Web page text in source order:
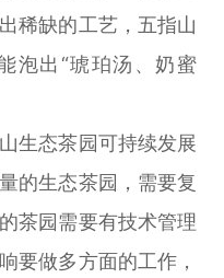
稀缺的工艺，五指山
泡出“琥珀汤、奶蜜
生态茶园可持续发展
的生态茶园，需要复
茶园需要有技术管理
要做多方面的工作，